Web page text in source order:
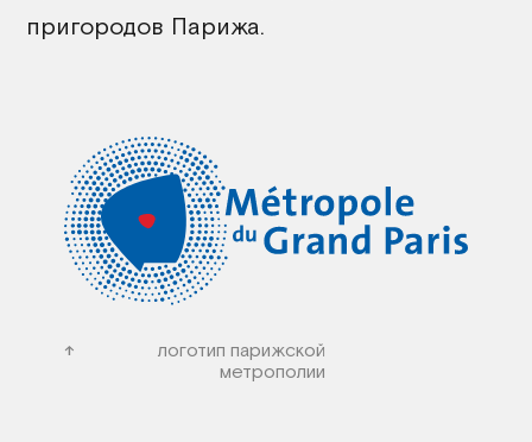
пригородов Парижа.
логотип парижской
метрополии